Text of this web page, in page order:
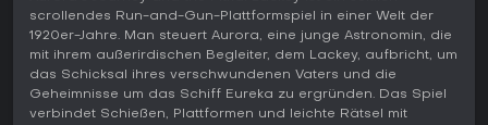
scrollendes Run-and-Gun-Plattformspiel in einer Welt der
1920er-Jahre. Man steuert Aurora, eine junge Astronomin, die
mit ihrem außerirdischen Begleiter, dem Lackey, aufbricht, um
das Schicksal ihres verschwundenen Vaters und die
Geheimnisse um das Schiff Eureka zu ergründen. Das Spiel
verbindet Schießen, Plattformen und leichte Rätsel mit